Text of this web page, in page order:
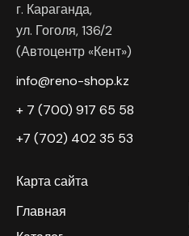
г. Караганда,
ул. Гоголя, 136/2
(Автоцентр «Кент»)
info@reno-shop.kz
+ 7 (700) 917 65 58
+7 (702) 402 35 53
Карта сайта
Главная